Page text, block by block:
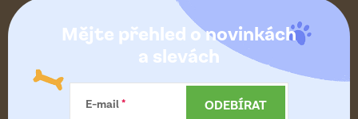
á
Mějte přehled o novinkách
a slevách
E-mail ODEBÍRAT